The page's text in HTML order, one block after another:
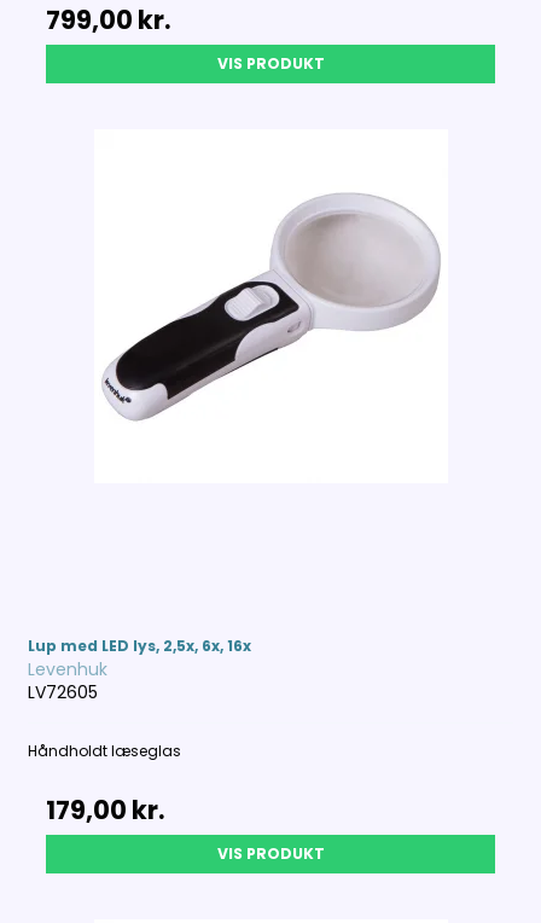
799,00 kr.
VIS PRODUKT
Lup med LED lys, 2,5x, 6x, 16x
Levenhuk
LV72605
Håndholdt læseglas
179,00 kr.
VIS PRODUKT